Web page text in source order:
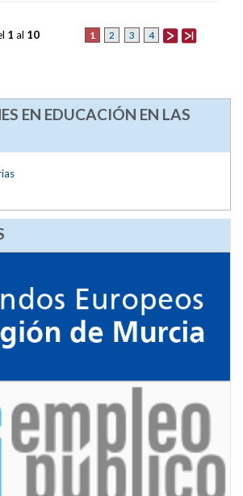
1 2 3 4
1 al 10
EN EDUCACIÓN EN LAS